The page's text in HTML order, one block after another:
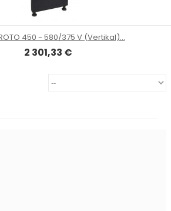
450 - 580/375 V (Vertikal)...
2 301,33 €